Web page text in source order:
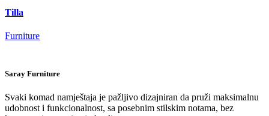
Tilla
Furniture
Saray Furniture
Svaki komad namještaja je pažljivo dizajniran da pruži maksimalnu
udobnost i funkcionalnost, sa posebnim stilskim notama, bez